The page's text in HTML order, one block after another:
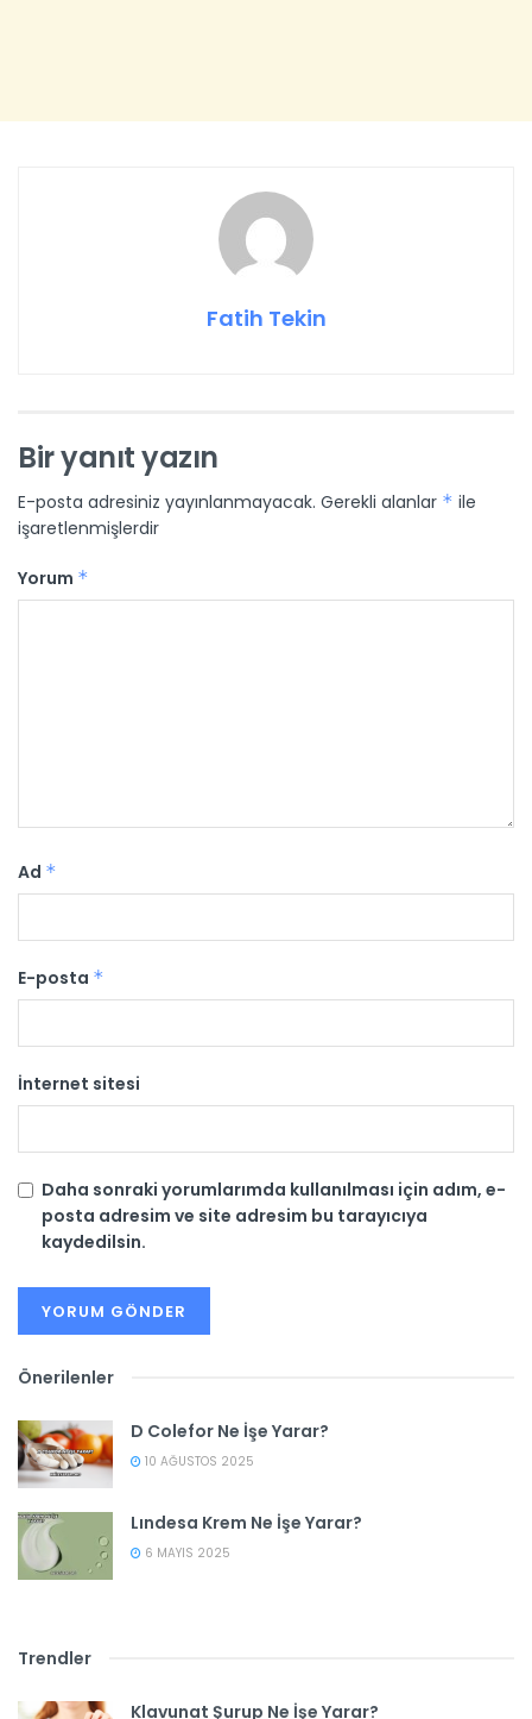
Fatih Tekin
Bir yanıt yazın
E-posta adresiniz yayınlanmayacak. Gerekli alanlar * ile
işaretlenmişlerdir
Yorum *
Ad *
E-posta *
İnternet sitesi
Daha sonraki yorumlarımda kullanılması için adım, e-
posta adresim ve site adresim bu tarayıcıya
kaydedilsin.
Önerilenler
D Colefor Ne İşe Yarar?
10 AĞUSTOS 2025
Lındesa Krem Ne İşe Yarar?
6 MAYIS 2025
Trendler
Klavunat Şurup Ne İşe Yarar?